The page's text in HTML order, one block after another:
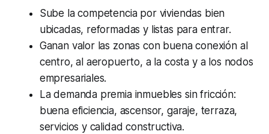
Sube la competencia por viviendas bien
ubicadas, reformadas y listas para entrar.
Ganan valor las zonas con buena conexión al
centro, al aeropuerto, a la costa y a los nodos
empresariales.
La demanda premia inmuebles sin fricción:
buena eficiencia, ascensor, garaje, terraza,
servicios y calidad constructiva.